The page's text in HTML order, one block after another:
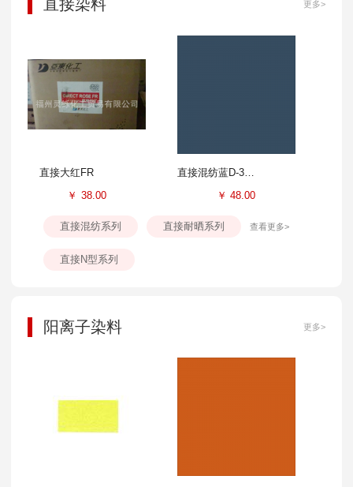
直接染料 更多>
直接大红FR
￥ 38.00
直接混纺蓝D-3GL
￥ 48.00
直接混纺系列 直接耐晒系列
直接N型系列
查看更多>
阳离子染料 更多>